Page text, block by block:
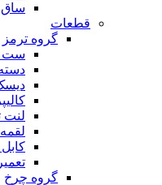
ساق
قطعات
گروه ترمز
ست
کالیپر
لنت
گروه چرخ